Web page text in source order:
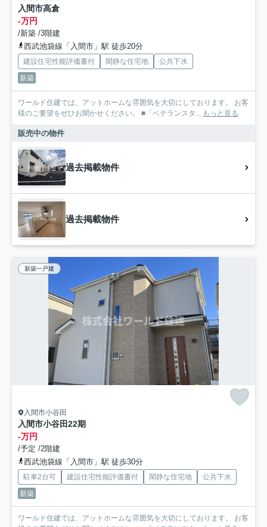
入間市高倉
-万円
/新築 /3階建
西武池袋線「入間市」駅 徒歩20分
建設住宅性能評価書付 閑静な住宅地
公共下水
新築
ワールド住建では、アットホームな雰囲気を大切にしております。 お客
様のご要望をぜひお聞かせください。 ■「ベテランスタ... もっと見る
販売中の物件
過去掲載物件
過去掲載物件
新築一戸建
入間市小谷田
入間市小谷田22期
-万円
/予定 /2階建
西武池袋線「入間市」駅 徒歩30分
駐車2台可 建設住宅性能評価書付 閑静な住宅地
公共下水
新築
ワールド住建では、アットホームな雰囲気を大切にしております。 お客